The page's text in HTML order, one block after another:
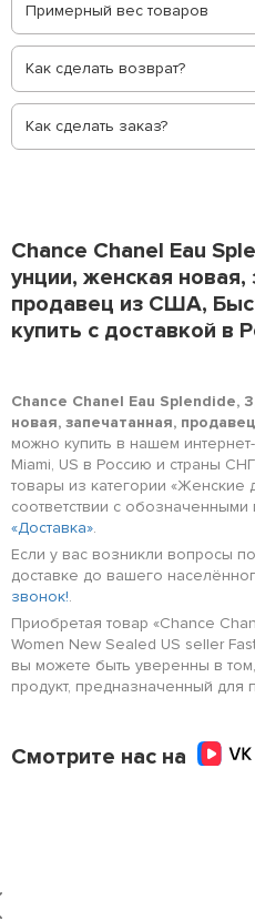
Примерный вес товаров
Как сделать возврат?
Как сделать заказ?
Chance Chanel Eau
унции, женская новая,
продавец из США,
купить с доставкой в
Chance Chanel Eau Splendide,
новая, запечатанная,
можно купить в нашем
Miami, US в Россию и страны
товары из категории «Женские
соответствии с
«Доставка».
Если у вас возникли вопросы
доставке до вашего
звонок!.
Приобретая товар «Chance
Women New Sealed US seller
вы можете быть уверенны в
продукт, предназначенный для
Смотрите нас на